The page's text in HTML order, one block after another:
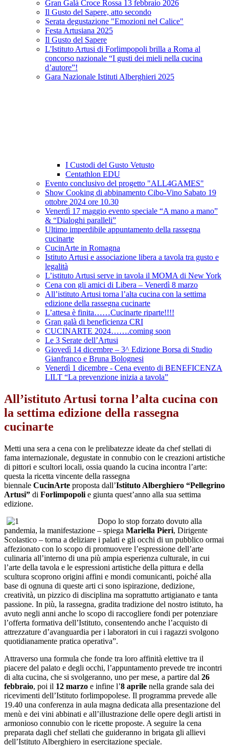
Gran Galà Croce Rossa 13 febbraio 2026
Il Gusto del Sapere, atto secondo
Serata degustazione "Emozioni nel Calice"
Festa Artusiana 2025
Il Gusto del Sapere
L'Istituto Artusi di Forlimpopoli brilla a Roma al
concorso nazionale “I gusti dei mieli nella cucina
d’autore”!
Gara Nazionale Istituti Alberghieri 2025
I Custodi del Gusto Vetusto
Centathlon EDU
Evento conclusivo del progetto "ALL4GAMES"
Show Cooking di abbinamento Cibo-Vino Sabato 19
ottobre 2024 ore 10.30
Venerdì 17 maggio evento speciale “A mano a mano”
& “Dialoghi paralleli”
Ultimo imperdibile appuntamento della rassegna
cucinarte
CucinArte in Romagna
Istituto Artusi e associazione libera a tavola tra gusto e
legalità
L’istituto Artusi serve in tavola il MOMA di New York
Cena con gli amici di Libera – Venerdì 8 marzo
All’istituto Artusi torna l’alta cucina con la settima
edizione della rassegna cucinarte
L’attesa è finita……Cucinarte riparte!!!!
Gran galà di beneficienza CRI
CUCINARTE 2024…….coming soon
Le 3 Serate dell’Artusi
Giovedì 14 dicembre – 3^ Edizione Borsa di Studio
Gianfranco e Bruna Bolognesi
Venerdì 1 dicembre - Cena evento di BENEFICENZA
LILT “La prevenzione inizia a tavola”
All’istituto Artusi torna l’alta cucina con
la settima edizione della rassegna
cucinarte
Metti una sera a cena con le prelibatezze ideate da chef stellati di
fama internazionale, degustate in connubio con le creazioni artistiche
di pittori e scultori locali, ossia quando la cucina incontra l’arte:
questa la ricetta vincente della rassegna
biennale CucinArte proposta dall’Istituto Alberghiero “Pellegrino
Artusi” di Forlimpopoli e giunta quest’anno alla sua settima
edizione.
Dopo lo stop forzato dovuto alla
pandemia, la manifestazione – spiega Mariella Pieri, Dirigente
Scolastico – torna a deliziare i palati e gli occhi di un pubblico ormai
affezionato con lo scopo di promuovere l’espressione dell’arte
culinaria all’interno di una più ampia esperienza culturale, in cui
l’arte della tavola e le espressioni artistiche della pittura e della
scultura scoprono origini affini e mondi comunicanti, poiché alla
base di ognuna di queste arti ci sono ispirazione, dedizione,
creatività, un pizzico di disciplina ma soprattutto artigianato e tanta
passione. In più, la rassegna, gradita tradizione del nostro istituto, ha
avuto negli anni anche lo scopo di raccogliere fondi per potenziare
l’offerta formativa dell’Istituto, consentendo anche l’acquisto di
attrezzature d’avanguardia per i laboratori in cui i ragazzi svolgono
quotidianamente pratica operativa”.
Attraverso una formula che fonde tra loro affinità elettive tra il
piacere del palato e degli occhi, l’appuntamento prevede tre incontri
di alta cucina, che si svolgeranno, uno per mese, a partire dal 26
febbraio, poi il 12 marzo e infine l’8 aprile nella grande sala dei
ricevimenti dell’Istituto forlimpopolese. Il programma prevede alle
19.40 una conferenza in aula magna dedicata alla presentazione del
menù e dei vini abbinati e all’illustrazione delle opere degli artisti in
armonioso connubio con le ricette proposte. A seguire la cena
preparata dagli chef stellati che guideranno in brigata gli allievi
dell’Istituto Alberghiero in esercitazione speciale.